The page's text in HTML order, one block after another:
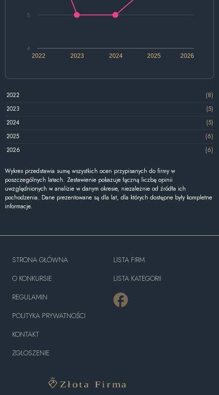
2022 2024 2026
2023 2025
4
5
2022
(8)
2023
(5)
2024
(5)
2025
(6)
2026
(6)
Wykres przedstawia sumę wszystkich ocen przypisanych do firmy w
poszczególnych latach. Zestawienie pokazuje łączną liczbę opinii
uwzględnionych w analizie w danym okresie, niezależnie od źródła ich
pochodzenia. Dane prezentowane są dla lat, dla których dostępne były kompletne
informacje.
STRONA GŁÓWNA
O KONKURSIE
REGULAMIN
POLITYKA PRYWATNOŚCI
KONTAKT
ZGŁOSZENIE
LISTA FIRM
LISTA KATEGORII